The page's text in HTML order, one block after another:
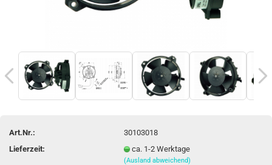
Art.Nr.:
30103018
Lieferzeit:
ca. 1-2 Werktage
(Ausland abweichend)